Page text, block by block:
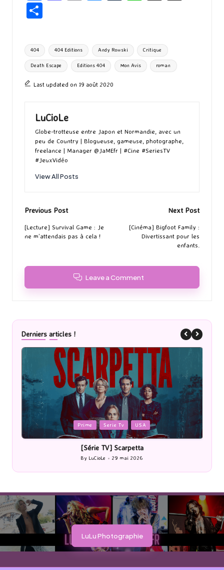
o
o
k
d
o
n
l
ky bl
r
ta
g
er
Tags:
404 404 Editions Andy Rowski Critique
Death Escape Editions 404 Mon Avis roman
Last updated on 19 août 2020
LuCioLe
Globe-trotteuse entre Japon et Normandie, avec un
peu de Country | Blogueuse, gameuse, photographe,
freelance | Manager @JaMEfr | #Cine #SeriesTV
#JeuxVidéo
View All Posts
Post
navigation
Previous Post
[Lecture] Survival Game : Je
ne m’attendais pas à cela !
Next Post
[Cinéma] Bigfoot Family :
Divertissant pour les
enfants.
Leave a Comment
Derniers articles !
Posted
in
Prime Serie Tv USA
[Série TV] Scarpetta
Posted
by
By LuCioLe 29 mai 2026
LuLu Photographie